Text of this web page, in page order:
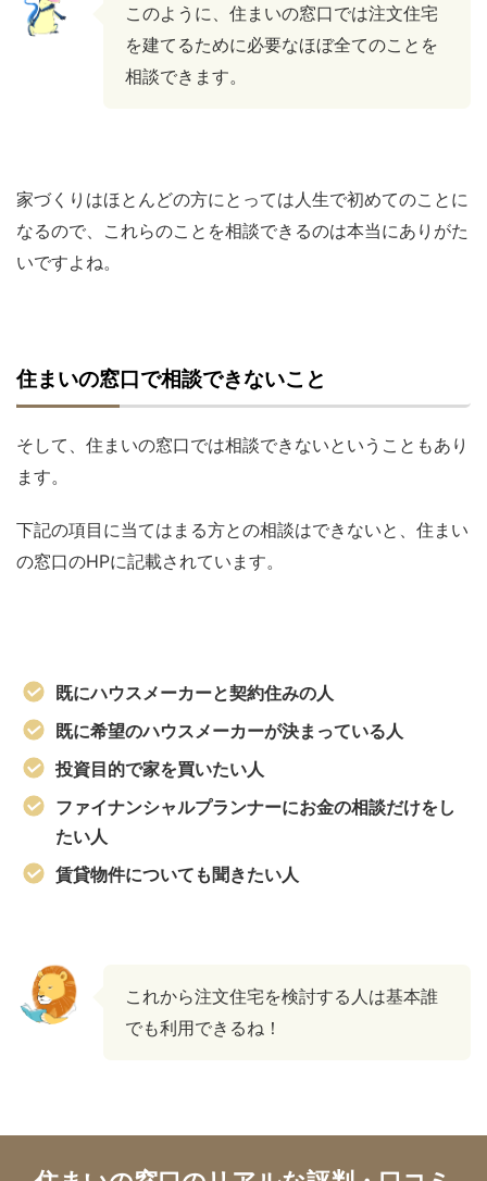
このように、住まいの窓口では注文住宅
を建てるために必要なほぼ全てのことを
相談できます。
家づくりはほとんどの方にとっては人生で初めてのことに
なるので、これらのことを相談できるのは本当にありがた
いですよね。
住まいの窓口で相談できないこと
そして、住まいの窓口では相談できないということもあり
ます。
下記の項目に当てはまる方との相談はできないと、住まい
の窓口のHPに記載されています。
既にハウスメーカーと契約住みの人
既に希望のハウスメーカーが決まっている人
投資目的で家を買いたい人
ファイナンシャルプランナーにお金の相談だけをし
たい人
賃貸物件についても聞きたい人
これから注文住宅を検討する人は基本誰
でも利用できるね！